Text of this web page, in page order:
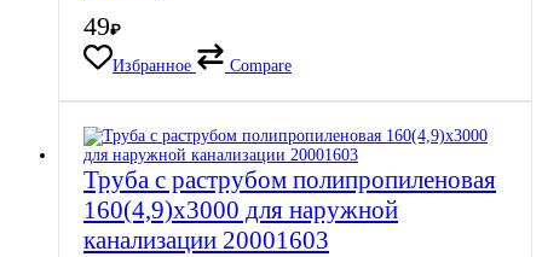
49₽
Избранное
Compare
Труба с раструбом полипропиленовая
160(4,9)х3000 для наружной
канализации 20001603